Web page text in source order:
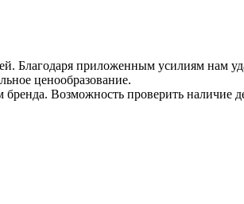
Благодаря приложенным усилиям нам
ценообразование.
Возможность проверить наличие